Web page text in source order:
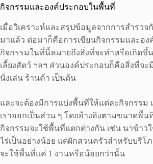
กิจกรรมและองค์ประกอบในพื้นที่
เมื่อวิเคราะห์และสรุปข้อมูลจากการสำรว
มาแล้ว ต่อมาก็คือการเขียนกิจกรรมและอ
กิจกรรมในที่นี้หมายถึงสิ่งที่จะทำหรือเกิดขึ้
เลี้ยงสัตว์ ฯลฯ ส่วนองค์ประกอบก็คือสิ่งที่จะ
นั่งเล่น ร้านค้า เป็นต้น
และจะต้องมีการแบ่งพื้นที่ให้แต่ละกิจกรรม
เราออกเป็นส่วน ๆ โดยอ้างอิงตามขนาดพื้น
กิจกรรมจะใช้พื้นที่แตกต่างกัน เช่น นาข้าว
ไร่เป็นอย่างน้อย แต่ผักสวนครัวสำหรับบริโ
จะใช้พื้นที่แค่ 1 งานหรือน้อยกว่านั้น